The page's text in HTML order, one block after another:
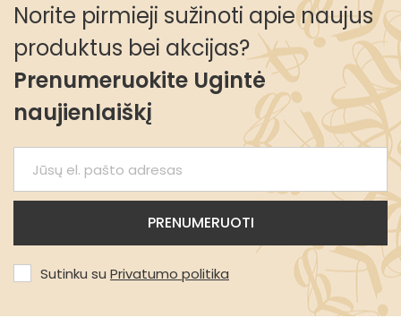
Norite pirmieji sužinoti apie naujus
produktus bei akcijas?
Prenumeruokite Ugintė
naujienlaiškį
Sutinku su Privatumo politika